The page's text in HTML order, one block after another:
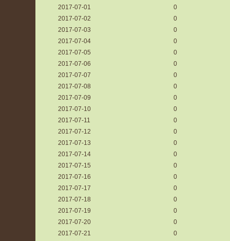
2017-07-01
0
2017-07-02
0
2017-07-03
0
2017-07-04
0
2017-07-05
0
2017-07-06
0
2017-07-07
0
2017-07-08
0
2017-07-09
0
2017-07-10
0
2017-07-11
0
2017-07-12
0
2017-07-13
0
2017-07-14
0
2017-07-15
0
2017-07-16
0
2017-07-17
0
2017-07-18
0
2017-07-19
0
2017-07-20
0
2017-07-21
0